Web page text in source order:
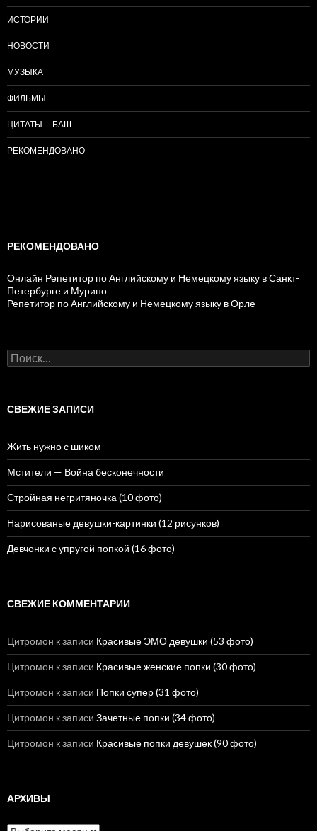
ИСТОРИИ
НОВОСТИ
МУЗЫКА
ФИЛЬМЫ
ЦИТАТЫ — БАШ
РЕКОМЕНДОВАНО
РЕКОМЕНДОВАНО
Онлайн Репетитор по Английскому и Немецкому языку в Санкт-
Петербурге и Мурино
Репетитор по Английскому и Немецкому языку в Орле
Н
а
и
СВЕЖИЕ ЗАПИСИ
Жить нужно с шиком
Мстители — Война бесконечности
Стройная негритяночка (10 фото)
Нарисованые девушки-картинки (12 рисунков)
Девчонки с упругой попкой (16 фото)
СВЕЖИЕ КОММЕНТАРИИ
Цитромон к записи Красивые ЭМО девушки (53 фото)
Цитромон к записи Красивые женские попки (30 фото)
Цитромон к записи Попки супер (31 фото)
Цитромон к записи Зачетные попки (34 фото)
Цитромон к записи Красивые попки девушек (90 фото)
АРХИВЫ